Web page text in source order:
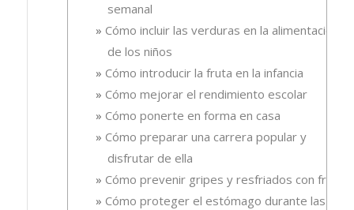
semanal
Cómo incluir las verduras en la alimentación
de los niños
Cómo introducir la fruta en la infancia
Cómo mejorar el rendimiento escolar
Cómo ponerte en forma en casa
Cómo preparar una carrera popular y
disfrutar de ella
Cómo prevenir gripes y resfriados con fruta.
Cómo proteger el estómago durante las